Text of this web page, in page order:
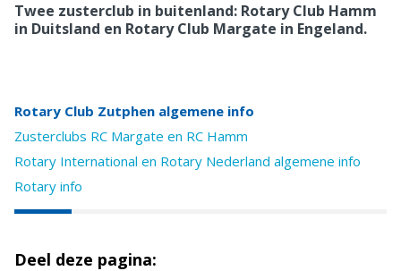
Twee zusterclub in buitenland: Rotary Club Hamm
in Duitsland en Rotary Club Margate in Engeland.
Rotary Club Zutphen algemene info
Zusterclubs RC Margate en RC Hamm
Rotary International en Rotary Nederland algemene info
Rotary info
Deel deze pagina: